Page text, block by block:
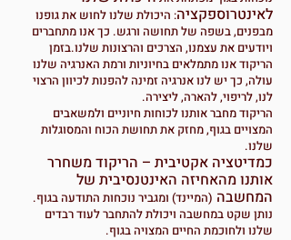
לאינטרוספקציה: היכולת שלנו לחוש את גופנו
מבפנים, בשפה של תחושה ורגש. כך אנו מתחברים
ויודעים את עצמנו, הצרכים והרצונות שלנו.בזמן
הריקוד אנו מתמלאים בחיוניות ורמת האנרגיה שלנו
עולה, כך יש לנו אנרגיה זמינה להפנות לכיוון הרצוי
לנו, לריפוי, להארה, ליצירה.
הריקוד מחבר אותנו לכוחות חיוניים ולמשאבים
המצויים בגוף, מחזק את תחושת הכוח והמסוגלות
שלנו.
כמדיטציה אקטיבית – הריקוד משחרר
אותנו מהאחיזה האינטנסיבית של
המחשבה (המיינד) ומגביר נוכחות התודעה בגוף.
נותן שקט במחשבה ויכולת להתחבר לעוד רבדים
שלנו ולחוכמת החיים המצויה בגוף.